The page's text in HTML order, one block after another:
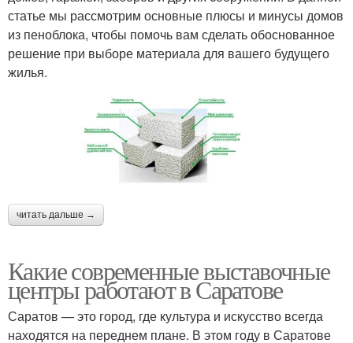
статье мы рассмотрим основные плюсы и минусы домов
из пеноблока, чтобы помочь вам сделать обоснованное
решение при выборе материала для вашего будущего
жилья.
читать дальше →
Какие современные выставочные
центры работают в Саратове
Саратов — это город, где культура и искусство всегда
находятся на переднем плане. В этом году в Саратове